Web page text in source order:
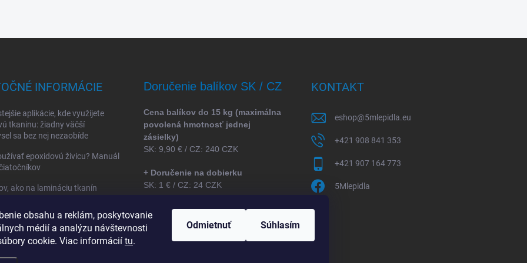
obsahu a reklám, poskytovanie
médií a analýzu návštevnosti
cookie. Viac informácií tu.
Odmietnuť Súhlasím
INFORMÁCIE
aplikácie, kde využijete
tkaninu: žiadny väčší
sa bez nej nezaobíde
epoxidovú živicu? Manuál
ako na lamináciu tkanín
Doručenie balíkov SK / CZ
Cena balíkov do 15 kg (maximálna
povolená hmotnosť jednej
zásielky)
SK: 9,90 € / CZ: 240 CZK
+ Doručenie na dobierku
SK: 1 € / CZ: 24 CZK
* ceny sú uvedené bez DPH
KONTAKT
eshop@5mlepidla.eu
+421 908 841 353
+421 907 164 773
5Mlepidla